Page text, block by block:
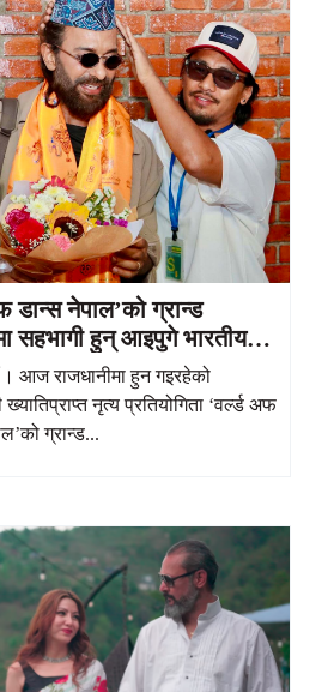
डान्स नेपाल’को ग्रान्ड
सहभागी हुन् आइपुगे भारतीय
टेरेन्स लुइस
। आज राजधानीमा हुन गइरहेको
ख्यातिप्राप्त नृत्य प्रतियोगिता ‘वर्ल्ड अफ
ग्रान्ड...